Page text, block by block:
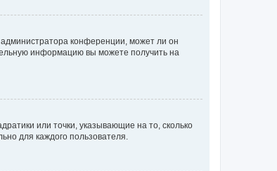
конференции, может ли он
информацию вы можете получить на
или точки, указывающие на то, сколько
для каждого пользователя.